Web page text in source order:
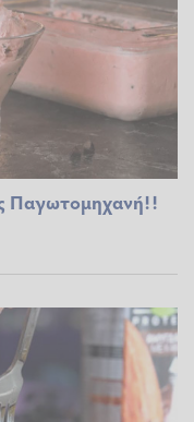
Παγωτομηχανή!!